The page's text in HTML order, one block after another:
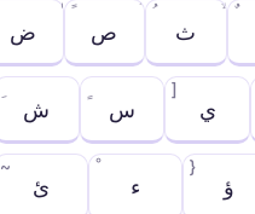
ض ص ث
ش س ي
]
ئ
~
ء ؤ
}